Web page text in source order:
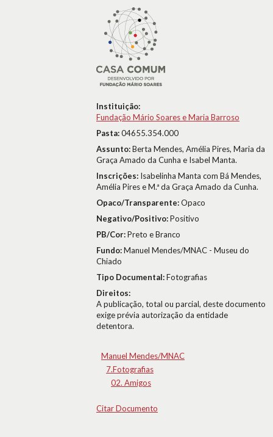
Instituição:
Fundação Mário Soares e Maria Barroso
Pasta:04655.354.000
Assunto:Berta Mendes, Amélia Pires, Maria da
Graça Amado da Cunha e Isabel Manta.
Inscrições: Isabelinha Manta com Bá Mendes,
Amélia Pires e M.ª da Graça Amado da Cunha.
Opaco/Transparente:Opaco
Negativo/Positivo:Positivo
PB/Cor:Preto e Branco
Fundo:Manuel Mendes/MNAC - Museu do
Chiado
Tipo Documental:Fotografias
Direitos:
A publicação, total ou parcial, deste documento
exige prévia autorização da entidade
detentora.
Manuel Mendes/MNAC
7.Fotografias
02. Amigos
Citar Documento